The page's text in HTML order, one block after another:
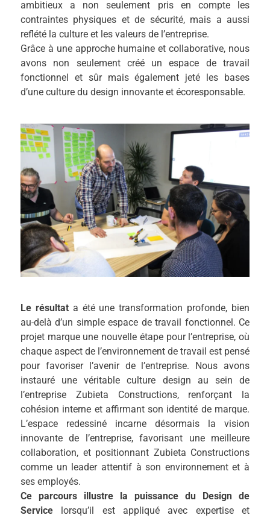
ambitieux a non seulement pris en compte les
contraintes physiques et de sécurité, mais a aussi
reflété la culture et les valeurs de l’entreprise.
Grâce à une approche humaine et collaborative, nous
avons non seulement créé un espace de travail
fonctionnel et sûr mais également jeté les bases
d’une culture du design innovante et écoresponsable.
Le résultata été une transformation profonde, bien
au-delà d’un simple espace de travail fonctionnel. Ce
projet marque une nouvelle étape pour l’entreprise, où
chaque aspect de l’environnement de travail est pensé
pour favoriser l’avenir de l’entreprise. Nous avons
instauré une véritable culture design au sein de
l’entreprise Zubieta Constructions, renforçant la
cohésion interne et affirmant son identité de marque.
L’espace redessiné incarne désormais la vision
innovante de l’entreprise, favorisant une meilleure
collaboration, et positionnant Zubieta Constructions
comme un leader attentif à son environnement et à
ses employés.
Ce parcours illustre la puissance du Design de
Service lorsqu’il est appliqué avec expertise et